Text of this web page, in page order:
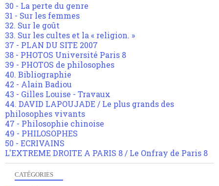
30 - La perte du genre
31 - Sur les femmes
32. Sur le goût
33. Sur les cultes et la « religion. »
37 - PLAN DU SITE 2007
38 - PHOTOS Université Paris 8
39 - PHOTOS de philosophes
40. Bibliographie
42 - Alain Badiou
43 - Gilles Louise - Travaux
44. DAVID LAPOUJADE / Le plus grands des
philosophes vivants
47 - Philosophie chinoise
49 - PHILOSOPHES
50 - ECRIVAINS
L'EXTREME DROITE A PARIS 8 / Le Onfray de Paris 8
CATÉGORIES